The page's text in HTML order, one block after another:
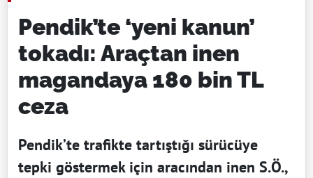
Pendik’te ‘yeni kanun’
tokadı: Araçtan inen
magandaya 180 bin TL
ceza
Pendik’te trafikte tartıştığı sürücüye
tepki göstermek için aracından inen S.Ö.,